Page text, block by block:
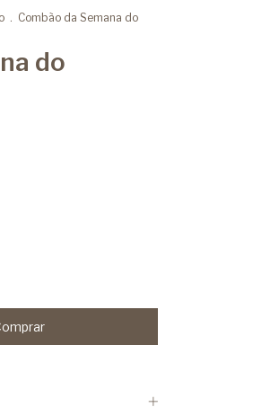
. Combão da Semana do
do